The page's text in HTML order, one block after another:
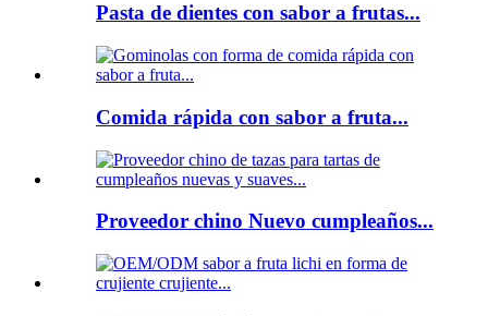
Pasta de dientes con sabor a frutas...
Comida rápida con sabor a fruta...
Proveedor chino Nuevo cumpleaños...